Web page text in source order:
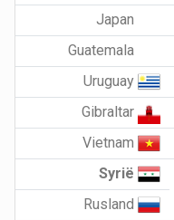
Japan
Guatemala
Uruguay
Gibraltar
Vietnam
Syrië
Rusland